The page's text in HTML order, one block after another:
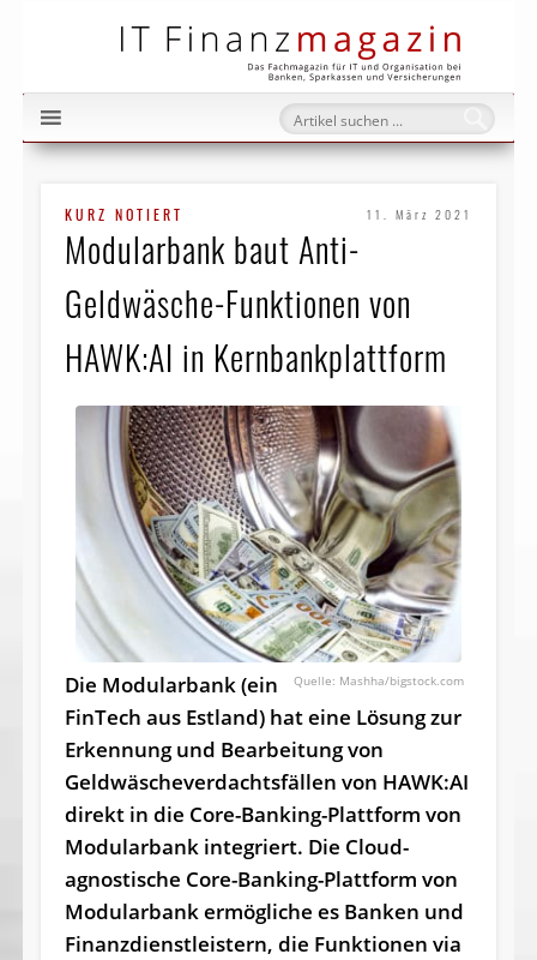
KURZ NOTIERT 11. März 2021
Modularbank baut Anti-
Geldwäsche-Funktionen von
HAWK:AI in Kernbankplattform
Mashha/bigstock.com
Die Modularbank (ein
FinTech aus Estland) hat eine Lösung zur
Erkennung und Bearbeitung von
Geldwäscheverdachtsfällen von HAWK:AI
direkt in die Core-Banking-Plattform von
Modularbank integriert. Die Cloud-
agnostische Core-Banking-Plattform von
Modularbank ermögliche es Banken und
Finanzdienstleistern, die Funktionen via